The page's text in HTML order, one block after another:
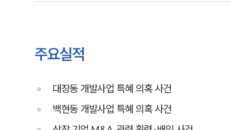
주요실적
대장동 개발사업 특혜 의혹 사건
백현동 개발사업 특혜 의혹 사건